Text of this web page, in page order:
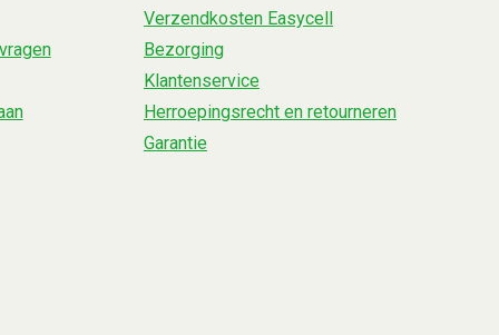
Verzendkosten Easycell
Bezorging
Klantenservice
Herroepingsrecht en retourneren
Garantie